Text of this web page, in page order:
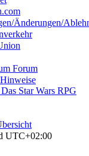
Änderungen/
Forum
Star Wars RPG
UTC+02:00